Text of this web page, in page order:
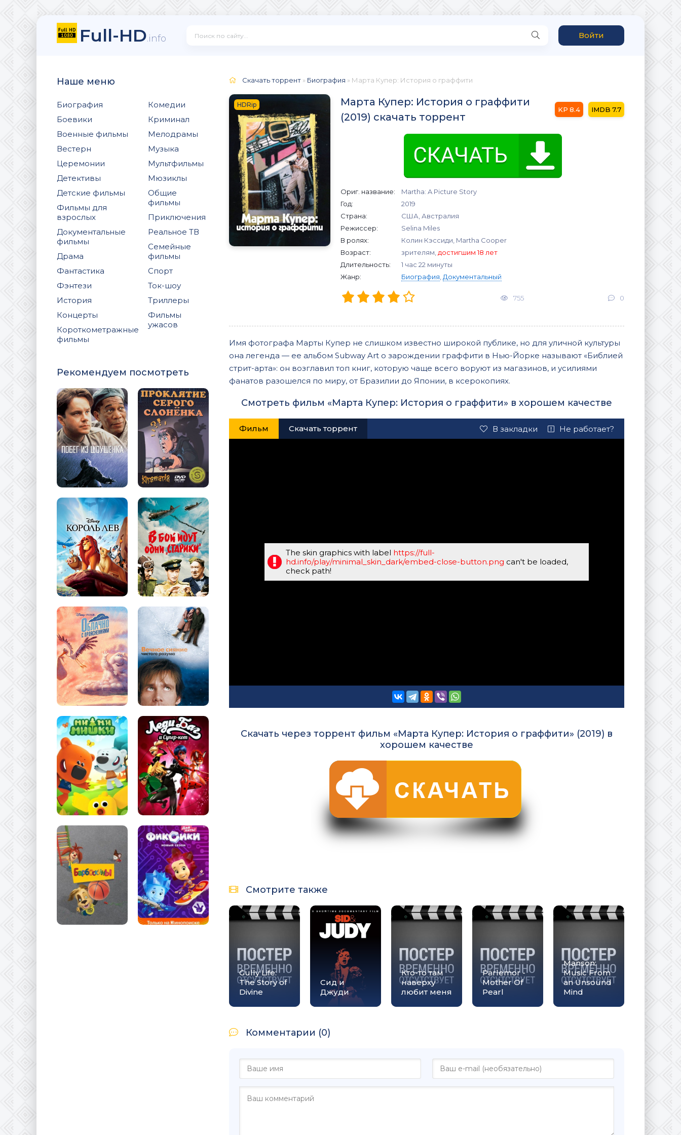
Full-HD.info Войти
Наше меню
Биография
Боевики
Военные фильмы
Вестерн
Церемонии
Детективы
Детские фильмы
Фильмы для
взрослых
Документальные
фильмы
Драма
Фантастика
Фэнтези
История
Концерты
Короткометражные
фильмы
Комедии
Криминал
Мелодрамы
Музыка
Мультфильмы
Мюзиклы
Общие
фильмы
Приключения
Реальное ТВ
Семейные
фильмы
Спорт
Ток-шоу
Триллеры
Фильмы
ужасов
Рекомендуем посмотреть
Скачать торрент » Биография » Марта Купер: История о граффити
HDRip
Марта Купер: История о граффити
(2019) скачать торрент
8.4 7.7
Ориг. название:
Martha: A Picture Story
Год:
2019
Страна:
США, Австралия
Режиссер:
Selina Miles
В ролях:
Колин Кэссиди, Martha Cooper
Возраст:
зрителям, достигшим 18 лет
Длительность:
1 час 22 минуты
Жанр:
Биография Документальный
755 0
Имя фотографа Марты Купер не слишком известно широкой публике, но для уличной культуры
она легенда — ее альбом Subway Art о зарождении граффити в Нью-Йорке называют «Библией
стрит-арта»: он возглавил топ книг, которую чаще всего воруют из магазинов, и усилиями
фанатов разошелся по миру, от Бразилии до Японии, в ксерокопиях.
Смотреть фильм «Марта Купер: История о граффити» в хорошем качестве
Фильм Скачать торрент В закладки Не работает?
The skin graphics with label https://full-
hd.info/play/minimal_skin_dark/embed-close-button.png can't be loaded,
check path!
Скачать через торрент фильм «Марта Купер: История о граффити» (2019) в
хорошем качестве
Смотрите также
Gully Life:
The Story of
Divine
Сид и
Джуди
Кто-то там
наверху
любит меня
Pärlemor -
Mother Of
Pearl
Manson:
Music From
an Unsound
Mind
Комментарии (0)